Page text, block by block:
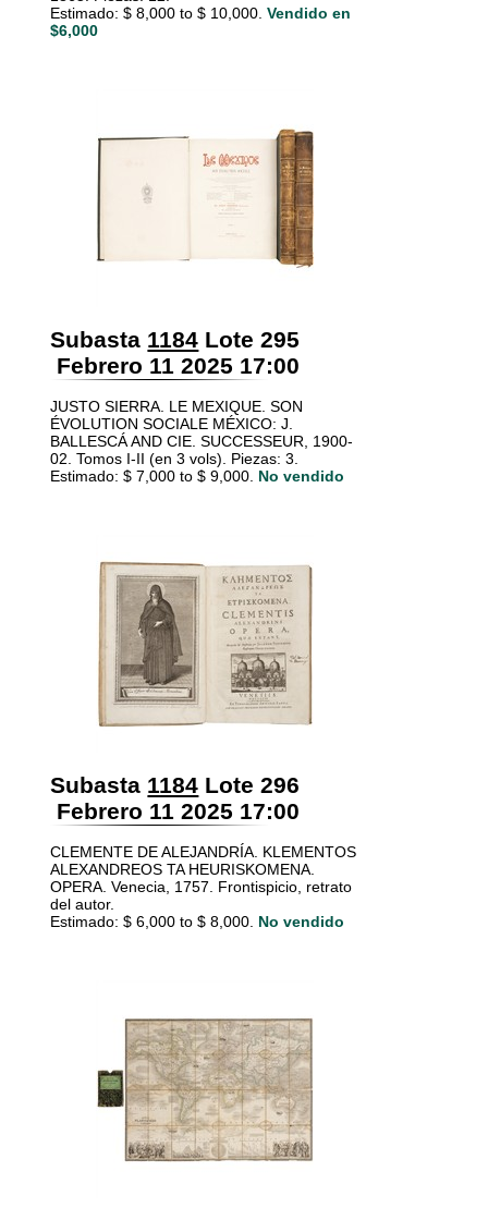
Estimado: $ 8,000 to $ 10,000. Vendido en
$6,000
Subasta 1184 Lote 295
Febrero 11 2025 17:00
JUSTO SIERRA. LE MEXIQUE. SON
ÉVOLUTION SOCIALE MÉXICO: J.
BALLESCÁ AND CIE. SUCCESSEUR, 1900-
02. Tomos I-II (en 3 vols). Piezas: 3.
Estimado: $ 7,000 to $ 9,000. No vendido
Subasta 1184 Lote 296
Febrero 11 2025 17:00
CLEMENTE DE ALEJANDRÍA. KLEMENTOS
ALEXANDREOS TA HEURISKOMENA.
OPERA. Venecia, 1757. Frontispicio, retrato
del autor.
Estimado: $ 6,000 to $ 8,000. No vendido